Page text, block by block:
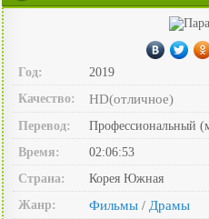
Год:
2019
Качество:
HD(отличное)
Перевод:
Профессиональный
Время:
02:06:53
Страна:
Корея Южная
Жанр:
Фильмы / Драмы